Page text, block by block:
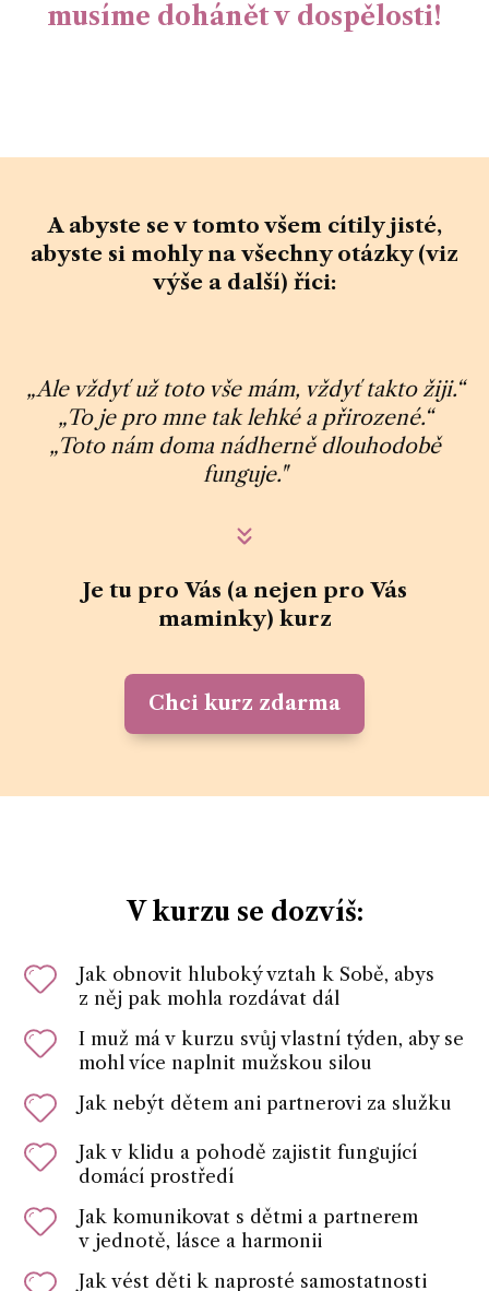
musíme dohánět v dospělosti!
A abyste se v tomto všem cítily jisté,
abyste si mohly na všechny otázky (viz
výše a další) říci:
„Ale vždyť už toto vše mám, vždyť takto žiji.“
„To je pro mne tak lehké a přirozené.“
„Toto nám doma nádherně dlouhodobě
funguje."
Je tu pro Vás (a nejen pro Vás
maminky) kurz
Chci kurz zdarma
V kurzu se dozvíš:
Jak obnovit hluboký vztah k Sobě, abys
z něj pak mohla rozdávat dál
I muž má v kurzu svůj vlastní týden, aby se
mohl více naplnit mužskou silou
Jak nebýt dětem ani partnerovi za služku
Jak v klidu a pohodě zajistit fungující
domácí prostředí
Jak komunikovat s dětmi a partnerem
v jednotě, lásce a harmonii
Jak vést děti k naprosté samostatnosti